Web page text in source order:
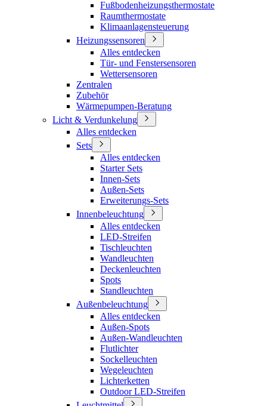
Fußbodenheizungsthermostate
Raumthermostate
Klimaanlagensteuerung
Heizungssensoren
Alles entdecken
Tür- und Fenstersensoren
Wettersensoren
Zentralen
Zubehör
Wärmepumpen-Beratung
Licht & Verdunkelung
Alles entdecken
Sets
Alles entdecken
Starter Sets
Innen-Sets
Außen-Sets
Erweiterungs-Sets
Innenbeleuchtung
Alles entdecken
LED-Streifen
Tischleuchten
Wandleuchten
Deckenleuchten
Spots
Standleuchten
Außenbeleuchtung
Alles entdecken
Außen-Spots
Außen-Wandleuchten
Flutlichter
Sockelleuchten
Wegeleuchten
Lichterketten
Outdoor LED-Streifen